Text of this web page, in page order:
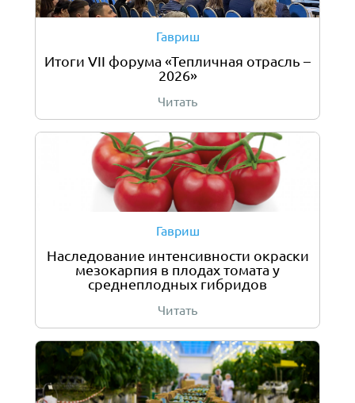
Гавриш
Итоги VII форума «Тепличная отрасль –
2026»
Читать
Гавриш
Наследование интенсивности окраски
мезокарпия в плодах томата у
среднеплодных гибридов
Читать